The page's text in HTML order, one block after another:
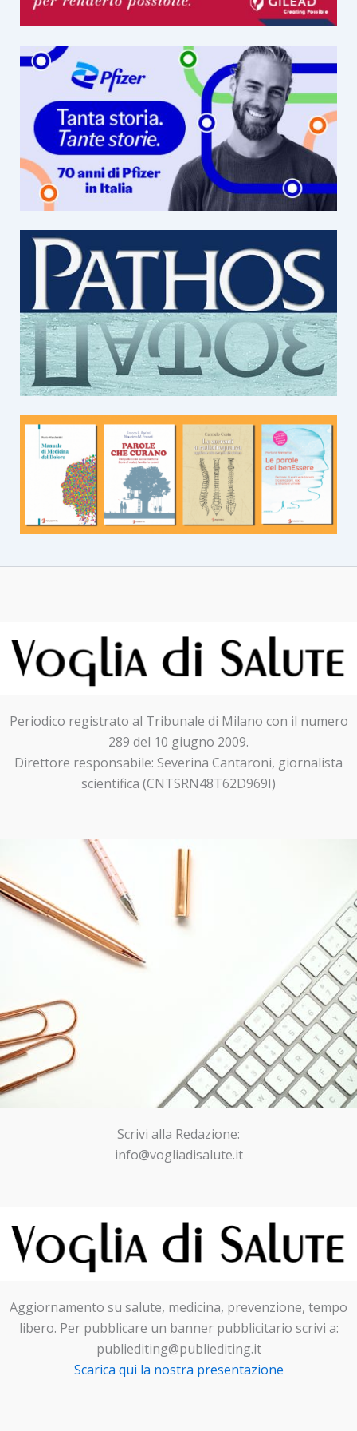
Periodico registrato al Tribunale di Milano con il numero
289 del 10 giugno 2009.
Direttore responsabile: Severina Cantaroni, giornalista
scientifica (CNTSRN48T62D969I)
Scrivi alla Redazione:
info@vogliadisalute.it
Aggiornamento su salute, medicina, prevenzione, tempo
libero. Per pubblicare un banner pubblicitario scrivi a:
publiediting@publiediting.it
Scarica qui la nostra presentazione